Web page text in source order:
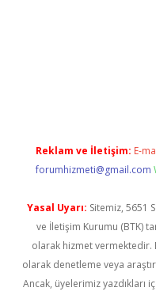
Reklam ve İletişim: E-
forumhizmeti@gmail.com
Yasal Uyarı: Sitemiz, 5651
ve İletişim Kurumu (BTK)
olarak hizmet
olarak denetleme veya
Ancak, üyelerimiz yazdıkları